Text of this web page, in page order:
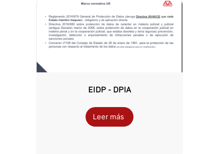
EIDP - DPIA
Leer más